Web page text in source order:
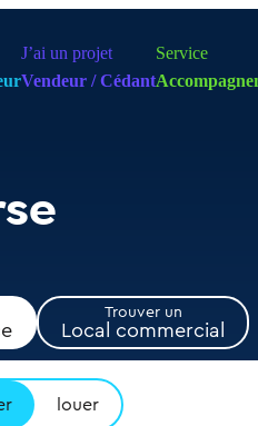
J’ai un projet
Vendeur / Cédant
Service
Trouver un
Local commercial
louer